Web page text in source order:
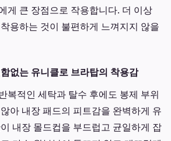
게 큰 장점으로 작용합니다. 더 이상
용하는 것이 불편하게 느껴지지 않을
없는 유니클로 브라탑의 착용감
복적인 세탁과 탈수 후에도 봉제 부위
아 내장 패드의 피트감을 완벽하게 유
내장 몰드컵을 부드럽고 균일하게 잡